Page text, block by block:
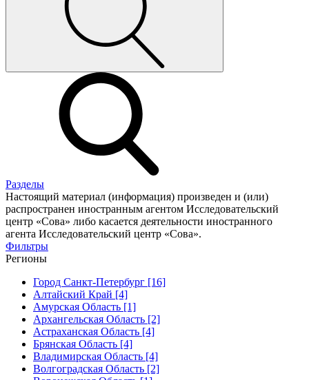
Разделы
Настоящий материал (информация) произведен и (или)
распространен иностранным агентом Исследовательский
центр «Сова» либо касается деятельности иностранного
агента Исследовательский центр «Сова».
Фильтры
Регионы
Город Санкт-Петербург [16]
Алтайский Край [4]
Амурская Область [1]
Архангельская Область [2]
Астраханская Область [4]
Брянская Область [4]
Владимирская Область [4]
Волгоградская Область [2]